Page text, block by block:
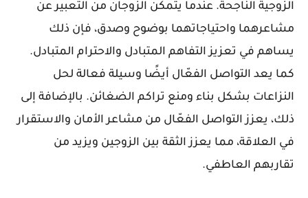
الزوجية الناجحة. عندما يتمكن الزوجان من التعبير عن
مشاعرهما واحتياجاتهما بوضوح وصدق، فإن ذلك
يساهم في تعزيز التفاهم المتبادل والاحترام المتبادل.
كما يعد التواصل الفعّال أيضًا وسيلة فعالة لحل
النزاعات بشكل بناء ومنع تراكم الضغائن. بالإضافة إلى
ذلك، يعزز التواصل الفعّال من مشاعر الأمان والاستقرار
في العلاقة، مما يعزز الثقة بين الزوجين ويزيد من
تقاربهم العاطفي.